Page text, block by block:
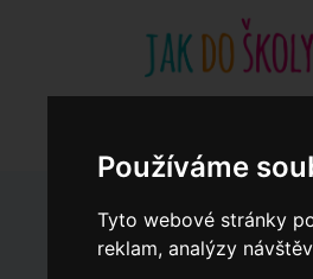
Používáme
Tyto webové stránky
reklam, analýzyZápisy do